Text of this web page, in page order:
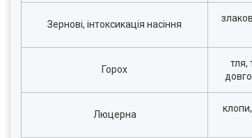
Зернові, інтоксикація насіння
Горох
тля,
Люцерна